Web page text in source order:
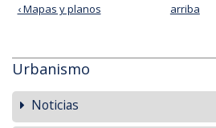
‹ Mapas y planos arriba
Urbanismo
Noticias